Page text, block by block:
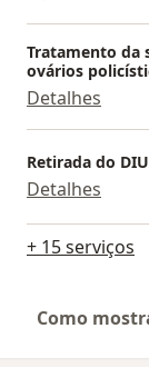
Tratamento da
ovários
Detalhes
Retirada do DIU
Detalhes
+ 15 serviços
Como